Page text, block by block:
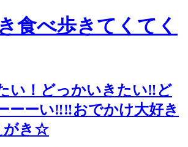
食べ歩きてくてく
い！どっかいきたい‼︎ど
ーーい‼︎‼︎おでかけ大好き
がき☆